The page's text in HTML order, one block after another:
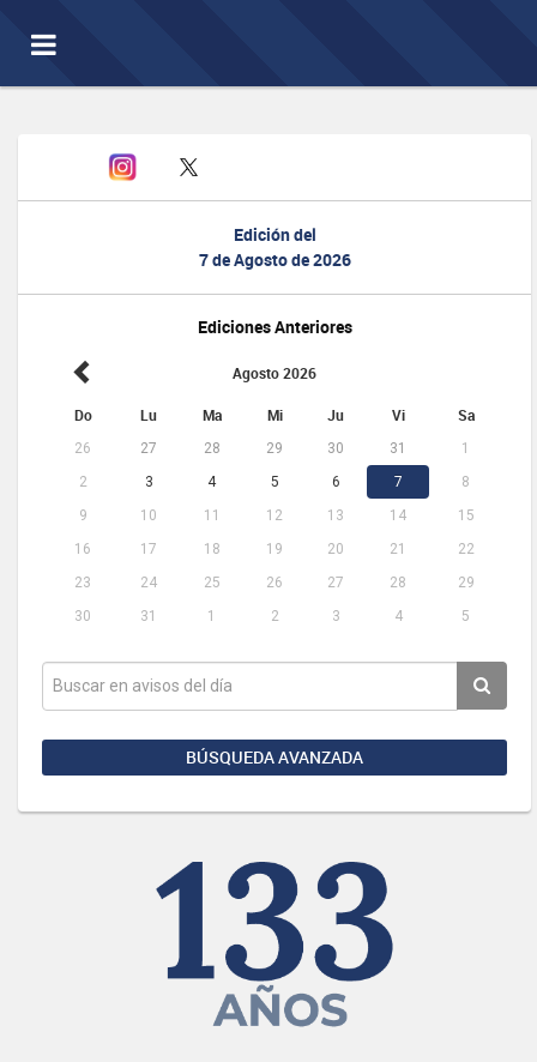
Toggle
navigation
Edición del
7 de Agosto de 2026
Ediciones Anteriores
Agosto 2026
Do Lu Ma Mi Ju Vi Sa
26 27 28 29 30 31
1
2
3 4 5 6 7
8
9
10 11 12 13 14
15
16
17 18 19 20 21
22
23
24 25 26 27 28
29
30
31 1 2 3 4 5
BÚSQUEDA AVANZADA